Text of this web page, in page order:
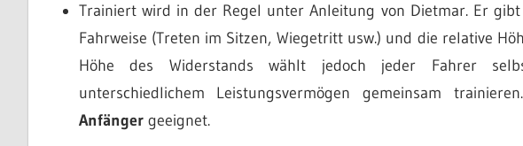
Trainiert wird in der Regel unter Anleitung von Dietmar. Er
Fahrweise (Treten im Sitzen, Wiegetritt usw.) und die relative
Höhe des Widerstands wählt jedoch jeder Fahrer
unterschiedlichem Leistungsvermögen gemeinsam
Anfängergeeignet.